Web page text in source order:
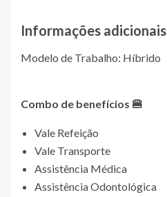
Informações adicionais
Modelo de Trabalho: Híbrido
Combo de benefícios 🍔
Vale Refeição
Vale Transporte
Assistência Médica
Assistência Odontológica